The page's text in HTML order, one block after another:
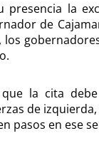
la
de
la cita
de
pasos en ese